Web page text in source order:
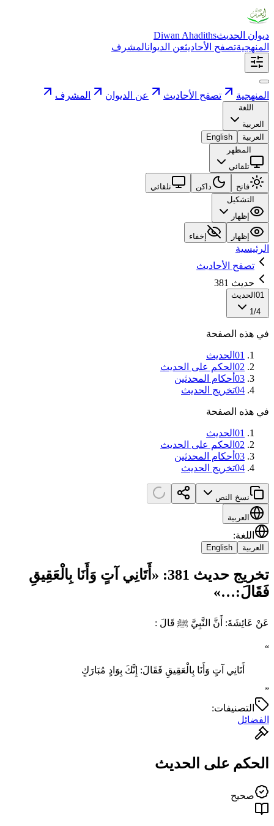
ديوان الحديثDiwan Ahadiths
المنهجيةتصفح الأحاديثعن الديوانالمشرف
المنهجية تصفح الأحاديث عن الديوان المشرف
اللغة
العربية
العربية
English
المظهر
تلقائي
فاتح داكن
تلقائي
التشكيل
إظهار
إظهار إخفاء
الرئيسية
تصفح الأحاديث
حديث 381
01 الحديث
1/4
في هذه الصفحة
01 الحديث
02 الحكم على الحديث
03 أحكام المحدثين
04تخريج الحديث
في هذه الصفحة
01 الحديث
02 الحكم على الحديث
03 أحكام المحدثين
04تخريج الحديث
نسخ النص
العربية
اللغة:
العربية English
تخريج حديث 381: «أَتَانِي آتٍ وَأَنَا بِالْعَقِيقِ
فَقَالَ:…»
عَنْ عَائِشَةَ: أَنَّ النَّبِيَّ ﷺ قَالَ :
“
أَتَانِي آتٍ وَأَنَا بِالْعَقِيقِ فَقَالَ: إِنَّكَ بِوَادٍ مُبَارَكٍ
”
التصنيفات:
الفضائل
الحكم على الحديث
صحيح